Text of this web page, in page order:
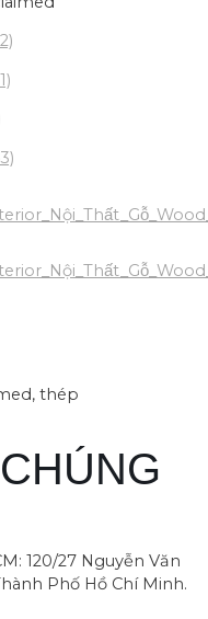
thép
120/27 Nguyễn Văn
Phố Hồ Chí Minh.